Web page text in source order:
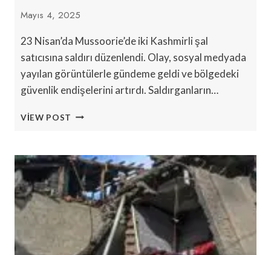
Mayıs 4, 2025
23 Nisan’da Mussoorie’de iki Kashmirli şal
satıcısına saldırı düzenlendi. Olay, sosyal medyada
yayılan görüntülerle gündeme geldi ve bölgedeki
güvenlik endişelerini artırdı. Saldırganların…
VIEW POST MUSSOORIE’DE
SALDIRI